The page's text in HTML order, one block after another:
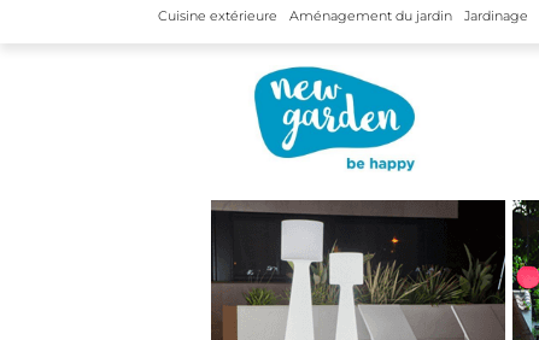
Cuisine extérieure Aménagement du jardin Jardinage